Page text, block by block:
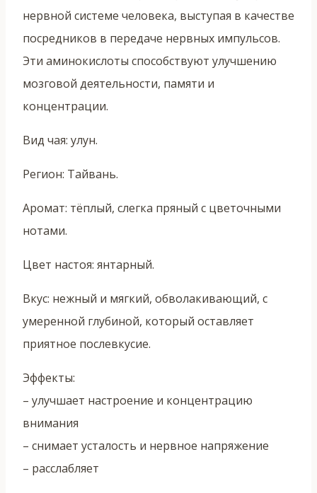
нервной системе человека, выступая в качестве
посредников в передаче нервных импульсов.
Эти аминокислоты способствуют улучшению
мозговой деятельности, памяти и
концентрации.
Вид чая: улун.
Регион: Тайвань.
Аромат: тёплый, слегка пряный с цветочными
нотами.
Цвет настоя: янтарный.
Вкус: нежный и мягкий, обволакивающий, с
умеренной глубиной, который оставляет
приятное послевкусие.
Эффекты:
– улучшает настроение и концентрацию
внимания
– снимает усталость и нервное напряжение
– расслабляет